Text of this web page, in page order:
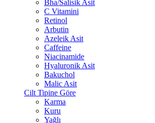
Bha/Salisik Asit
C Vitamini
Retinol
Arbutin
Azeleik Asit
Caffeine
Niacinamide
Hyaluronik Asit
Bakuchol
Malic Asit
Cilt Tipine Göre
Karma
Kuru
Yağlı